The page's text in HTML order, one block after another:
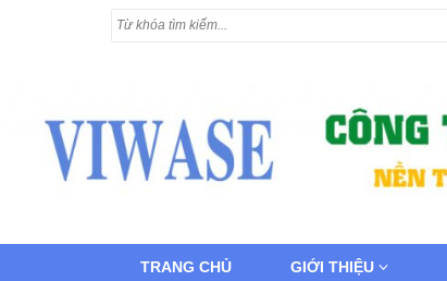
TRANG CHỦ GIỚI THIỆU